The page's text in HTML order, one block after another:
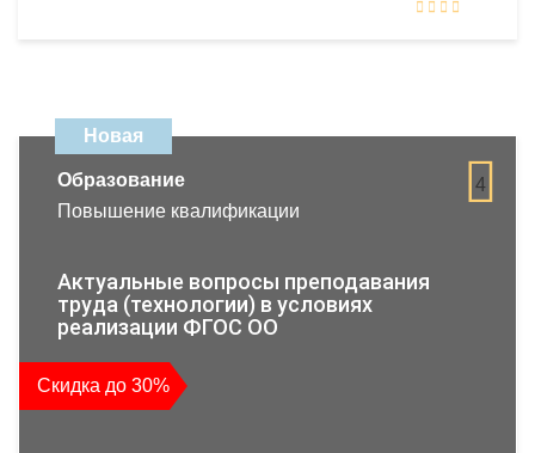
Новая
4
Образование
Повышение квалификации
Актуальные вопросы преподавания
труда (технологии) в условиях
реализации ФГОС ОО
Скидка до 30%